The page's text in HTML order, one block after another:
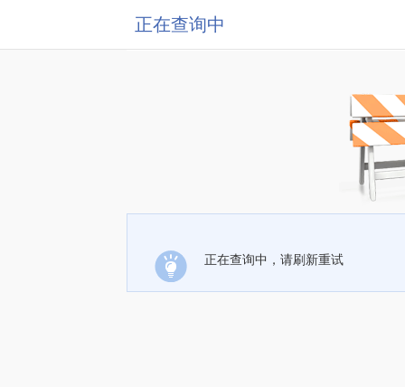
正在查询中
正在查询中，请刷新重试